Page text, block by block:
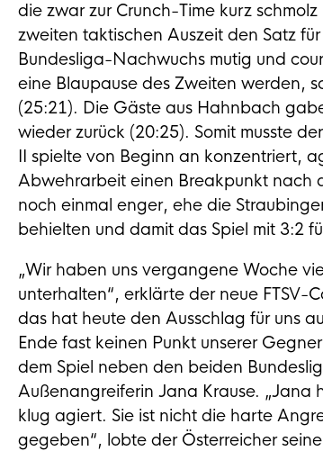
die zwar zur Crunch-Time kurz
zweiten taktischen Auszeit den Satz
Bundesliga-Nachwuchs mutig und
eine Blaupause des Zweiten werden,
(25:21). Die Gäste aus Hahnbach
wieder zurück (20:25). Somit musste
II spielte von Beginn an konzentriert,
Abwehrarbeit einen Breakpunkt nach
noch einmal enger, ehe die
behielten und damit das Spiel mit 3:2
„Wir haben uns vergangene Woche
unterhalten“, erklärte der neue FTSV-
das hat heute den Ausschlag für uns
Ende fast keinen Punkt unserer
dem Spiel neben den beiden
Außenangreiferin Jana Krause. „Jana
klug agiert. Sie ist nicht die harte
gegeben“, lobte der Österreicher